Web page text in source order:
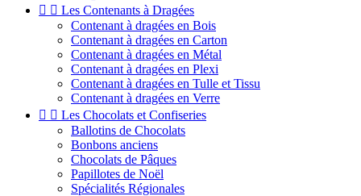
  Les Contenants à Dragées
Contenant à dragées en Bois
Contenant à dragées en Carton
Contenant à dragées en Métal
Contenant à dragées en Plexi
Contenant à dragées en Tulle et Tissu
Contenant à dragées en Verre
  Les Chocolats et Confiseries
Ballotins de Chocolats
Bonbons anciens
Chocolats de Pâques
Papillotes de Noël
Spécialités Régionales